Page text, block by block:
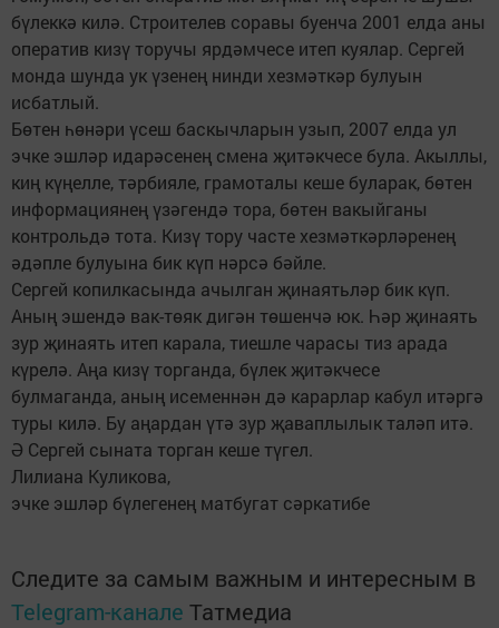
бүлеккә килә. Строителев соравы буенча 2001 елда аны
оператив кизү торучы ярдәмчесе итеп куялар. Сергей
монда шунда ук үзенең нинди хезмәткәр булуын
исбатлый.
Бөтен һөнәри үсеш баскычларын узып, 2007 елда ул
эчке эшләр идарәсенең смена җитәкчесе була. Акыллы,
киң күңелле, тәрбияле, грамоталы кеше буларак, бөтен
информациянең үзәгендә тора, бөтен вакыйганы
контрольдә тота. Кизү тору часте хезмәткәрләренең
әдәпле булуына бик күп нәрсә бәйле.
Сергей копилкасында ачылган җинаятьләр бик күп.
Аның эшендә вак-төяк дигән төшенчә юк. Һәр җинаять
зур җинаять итеп карала, тиешле чарасы тиз арада
күрелә. Аңа кизү торганда, бүлек җитәкчесе
булмаганда, аның исеменнән дә карарлар кабул итәргә
туры килә. Бу аңардан үтә зур җаваплылык таләп итә.
Ә Сергей сыната торган кеше түгел.
Лилиана Куликова,
эчке эшләр бүлегенең матбугат сәркатибе
Следите за самым важным и интересным в
Telegram-канале Татмедиа